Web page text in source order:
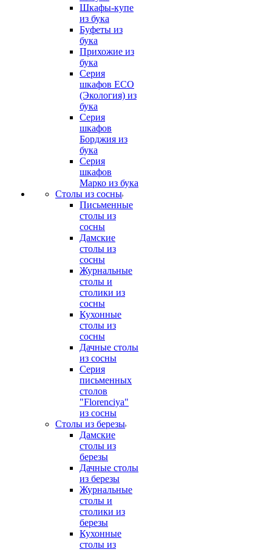
Шкафы-купе
из бука
Буфеты из
бука
Прихожие из
бука
Серия
шкафов ECO
(Экология) из
бука
Серия
шкафов
Борджия из
бука
Серия
шкафов
Марко из бука
Столы из сосны
Письменные
столы из
сосны
Дамские
столы из
сосны
Журнальные
столы и
столики из
сосны
Кухонные
столы из
сосны
Дачные столы
из сосны
Серия
письменных
столов
"Florenciya"
из сосны
Столы из березы
Дамские
столы из
березы
Дачные столы
из березы
Журнальные
столы и
столики из
березы
Кухонные
столы из